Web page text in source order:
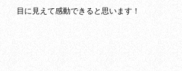
目に見えて感動できると思います！